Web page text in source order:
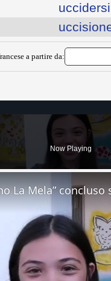
uccidersi
a partire da:
Now Playing